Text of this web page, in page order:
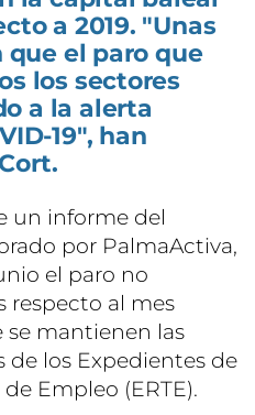
a 2019. "Unas
el paro que
los sectores
a la alerta
19", han
un informe del
por PalmaActiva,
el paro no
respecto al mes
mantienen las
los Expedientes de
Empleo (ERTE).